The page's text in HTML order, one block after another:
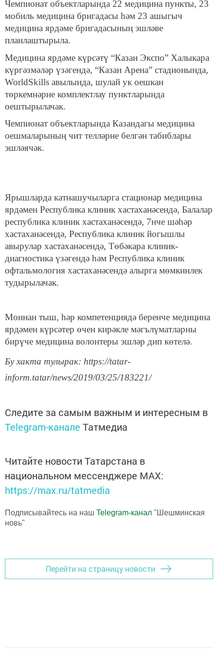
Чемпионат объектларында 22 медицина пункты, 23
мобиль медицина бригадасы һәм 23 ашыгыч
медицина ярдәме бригадасының эшләве
планлаштырыла.
Медицина ярдәме күрсәтү “Казан Экспо” Халыкара
күргәзмәләр үзәгендә, “Казан Арена” стадионында,
WorldSkills авылында, шулай ук оешкан
төркемнәрне комплектлау пунктларында
оештырылачак.
Чемпионат объектларында Казандагы медицина
оешмаларының чит телләрне белгән табиблары
эшләячәк.
Ярышларда катнашучыларга стационар медицина
ярдәмен Республика клиник хастаханәсендә, Балалар
республика клиник хастаханәсендә, 7нче шәһәр
хастаханәсендә, Республика клиник йогышлы
авырулар хастаханәсендә, Төбәкара клиник-
диагностика үзәгендә һәм Республика клиник
офтальмология хастаханәсендә алырга мөмкинлек
тудырылачак.
Моннан тыш, һәр компетенциядә беренче медицина
ярдәмен күрсәтер өчен кирәкле мәгълүматларны
бирүче медицина волонтеры эшләр дип көтелә.
Бу хакта тулырак: https://tatar-
inform.tatar/news/2019/03/25/183221/
Следите за самым важным и интересным в
Telegram-канале Татмедиа
Читайте новости Татарстана в
национальном мессенджере MАХ:
https://max.ru/tatmedia
Подписывайтесь на наш Telegram-канал "Шешминская
новь"
Перейти на страницу новости